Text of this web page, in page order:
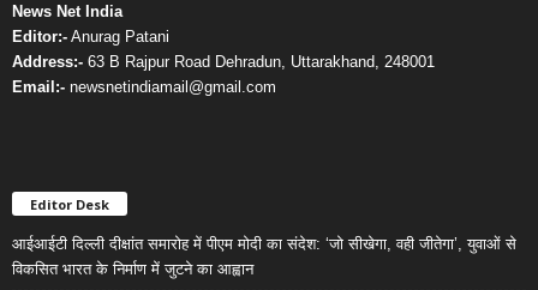
News Net India
Editor:- Anurag Patani
Address:- 63 B Rajpur Road Dehradun, Uttarakhand, 248001
Email:- newsnetindiamail@gmail.com
Editor Desk
आईआईटी दिल्ली दीक्षांत समारोह में पीएम मोदी का संदेश: ‘जो सीखेगा, वही जीतेगा’, युवाओं से
विकसित भारत के निर्माण में जुटने का आह्वान